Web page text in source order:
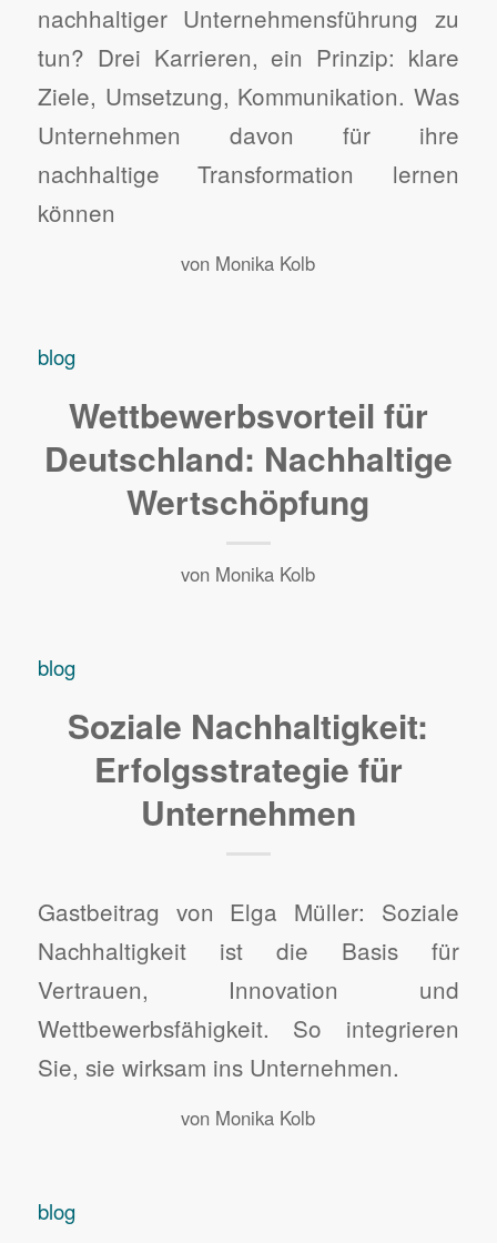
nachhaltiger Unternehmensführung zu
tun? Drei Karrieren, ein Prinzip: klare
Ziele, Umsetzung, Kommunikation. Was
Unternehmen davon für ihre
nachhaltige Transformation lernen
können
von Monika Kolb
blog
Wettbewerbsvorteil für
Deutschland: Nachhaltige
Wertschöpfung
von Monika Kolb
blog
Soziale Nachhaltigkeit:
Erfolgsstrategie für
Unternehmen
Gastbeitrag von Elga Müller: Soziale
Nachhaltigkeit ist die Basis für
Vertrauen, Innovation und
Wettbewerbsfähigkeit. So integrieren
Sie, sie wirksam ins Unternehmen.
von Monika Kolb
blog